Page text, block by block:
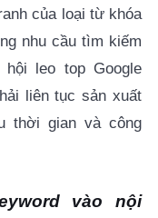
của loại từ khóa
nhu cầu tìm kiếm
leo top Google
liên tục sản xuất
thời gian và công
vào nội